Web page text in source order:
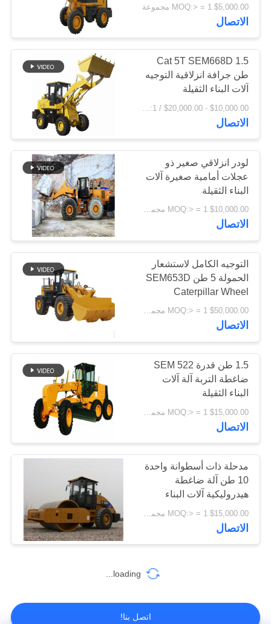
أخبار
اطلب
اقتباس
خريطة
الموقع
PRIVACY
POLICY
$5,000.00 MOQ:> = 1 مجموعة
الاتصال
Cat 5T SEM668D 1.5
طن جرافة انزلاقية التوجيه
آلات البناء الثقيلة
$10,000.00 - $20,000.00 / Set MOQ:1 مجموعة / مجموعات
الاتصال
لودر انزلاقي صغير ذو
عجلات أمامية صغيرة آلات
البناء الثقيلة
$10,000.00 MOQ:> = 1 مجموعة
الاتصال
التوجيه الكامل لاستشعار
الحمولة 5 طن SEM653D
Caterpillar Wheel
Loader
$50,000.00 MOQ:> = 1 مجموعة
الاتصال
1.5 طن قدرة SEM 522
ضاغطة التربة آلة آلات
البناء الثقيلة
الاتصال
مدحلة ذات أسطوانة واحدة
10 طن آلة ضاغطة
هيدروليكية آلات البناء
الثقيلة
$15,000.00 MOQ:> = 1 مجموعة
الاتصال
loading...
اتصل بنا!